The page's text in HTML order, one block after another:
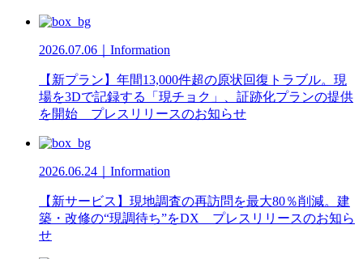
2026.07.06｜Information
【新プラン】年間13,000件超の原状回復トラブル。現
場を3Dで記録する「現チョク」、証跡化プランの提供
を開始 プレスリリースのお知らせ
2026.06.24｜Information
【新サービス】現地調査の再訪問を最大80％削減。建
築・改修の“現調待ち”をDX プレスリリースのお知ら
せ